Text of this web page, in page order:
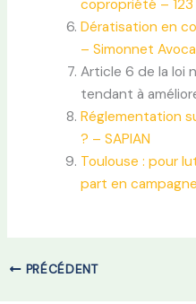
copropriété –
Dératisation en
– Simonnet
Article 6 de la loi
tendant à
Réglementation
? – SAPIAN
Toulouse : pour
part en
PRÉCÉDENT